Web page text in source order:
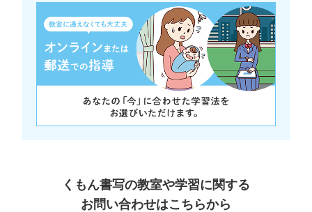
くもん書写の教室や学習に関する
お問い合わせはこちらから